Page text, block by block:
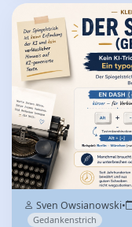
Sven Owsianowski•
Gedankenstrich